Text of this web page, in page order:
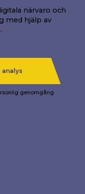
närvaro och
med hjälp av
analys
genomgång